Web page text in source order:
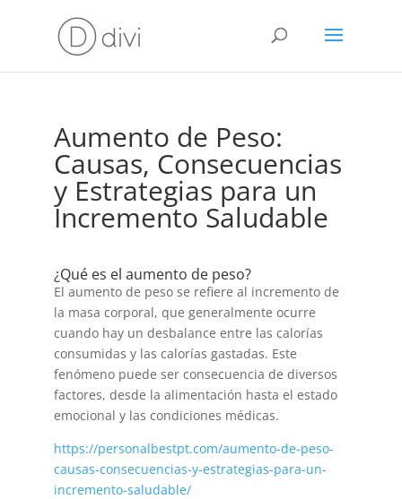
Aumento de Peso:
Causas, Consecuencias
y Estrategias para un
Incremento Saludable
¿Qué es el aumento de peso?
El aumento de peso se refiere al incremento de
la masa corporal, que generalmente ocurre
cuando hay un desbalance entre las calorías
consumidas y las calorías gastadas. Este
fenómeno puede ser consecuencia de diversos
factores, desde la alimentación hasta el estado
emocional y las condiciones médicas.
https://personalbestpt.com/aumento-de-peso-
causas-consecuencias-y-estrategias-para-un-
incremento-saludable/